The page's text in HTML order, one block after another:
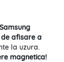
afisare a
la uzura.
magnetica!